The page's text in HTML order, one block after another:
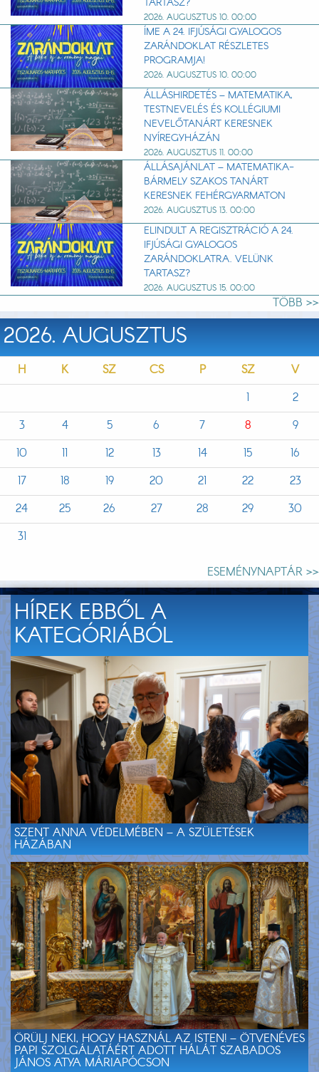
2026. AUGUSZTUS 10. 00:00
ÍME A 24. IFJÚSÁGI GYALOGOS
ZARÁNDOKLAT RÉSZLETES
PROGRAMJA!
2026. AUGUSZTUS 10. 00:00
ÁLLÁSHIRDETÉS – MATEMATIKA,
TESTNEVELÉS ÉS KOLLÉGIUMI
NEVELŐTANÁRT KERESNEK
NYÍREGYHÁZÁN
2026. AUGUSZTUS 11. 00:00
ÁLLÁSAJÁNLAT – MATEMATIKA-
BÁRMELY SZAKOS TANÁRT
KERESNEK FEHÉRGYARMATON
2026. AUGUSZTUS 13. 00:00
ELINDULT A REGISZTRÁCIÓ A 24.
IFJÚSÁGI GYALOGOS
ZARÁNDOKLATRA. VELÜNK
TARTASZ?
2026. AUGUSZTUS 15. 00:00
TÖBB >>
2026. AUGUSZTUS
H K SZ CS P SZ
V
1
2
3
4 5 6 7 8
9
10
11 12 13 14 15
16
17
18 19 20 21 22
23
24
25 26 27 28 29
30
31
ESEMÉNYNAPTÁR >>
HÍREK EBBŐL A
KATEGÓRIÁBÓL
SZENT ANNA VÉDELMÉBEN – A SZÜLETÉSEK
HÁZÁBAN
ÖRÜLJ NEKI, HOGY HASZNÁL AZ ISTEN! – ÖTVENÉVES
PAPI SZOLGÁLATÁÉRT ADOTT HÁLÁT SZABADOS
JÁNOS ATYA MÁRIAPÓCSON